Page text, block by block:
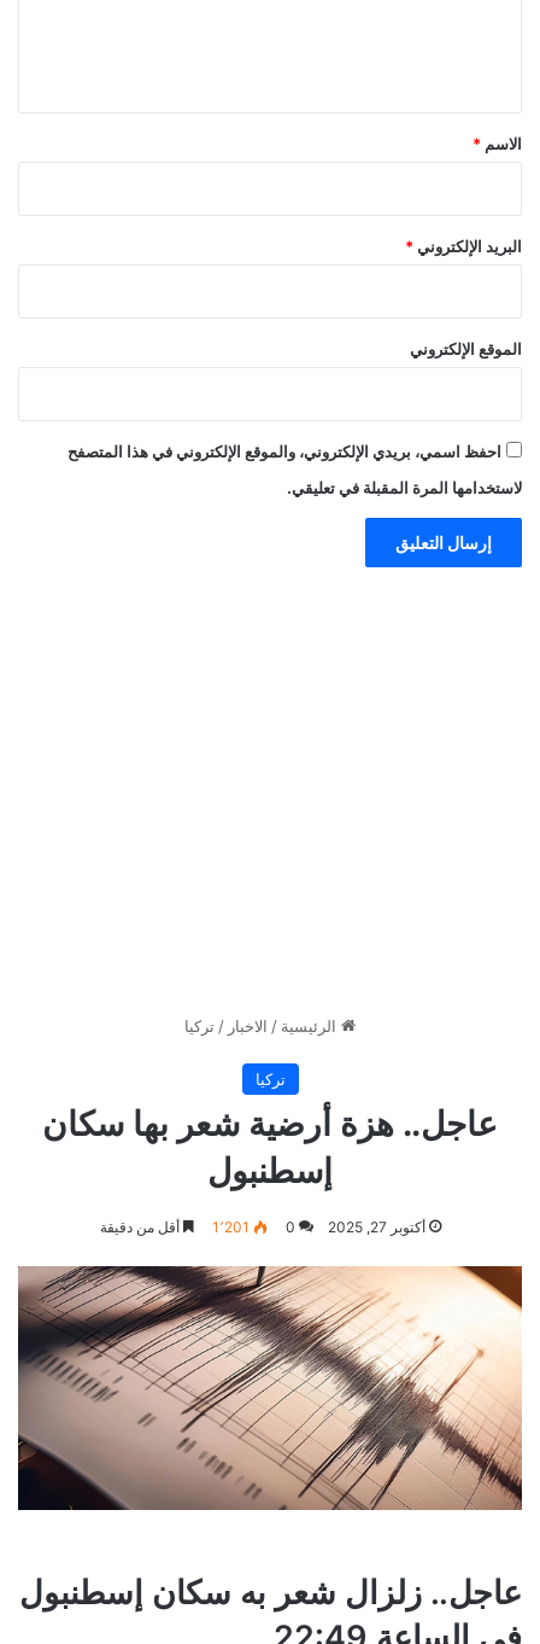
*
الاسم *
البريد الإلكتروني *
الموقع الإلكتروني
احفظ اسمي، بريدي الإلكتروني، والموقع الإلكتروني في هذا المتصفح
لاستخدامها المرة المقبلة في تعليقي.